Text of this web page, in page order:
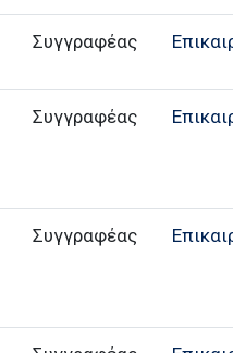
Συγγραφέας
Συγγραφέας
Συγγραφέας